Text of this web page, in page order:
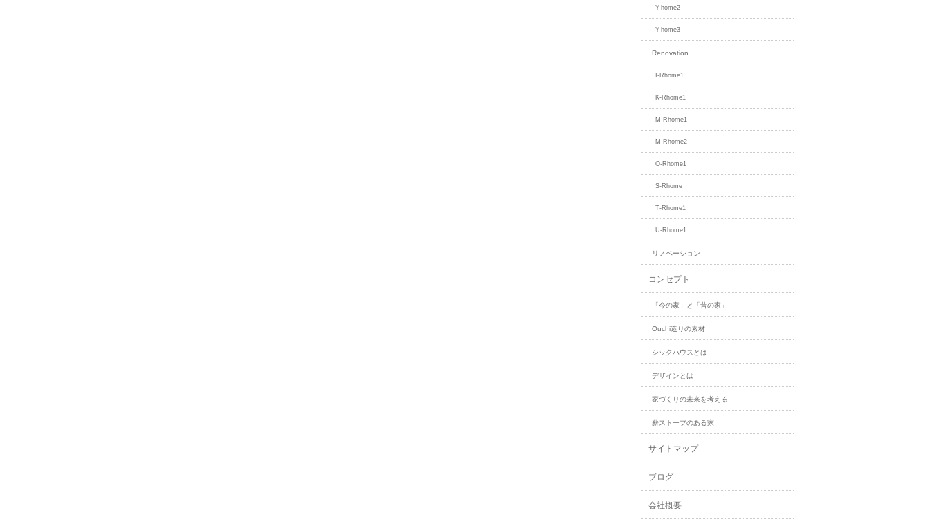
Y-home2
Y-home3
Renovation
I-Rhome1
K-Rhome1
M-Rhome1
M-Rhome2
O-Rhome1
S-Rhome
T-Rhome1
U-Rhome1
リノベーション
コンセプト
「今の家」と「昔の家」
Ouchi造りの素材
シックハウスとは
デザインとは
家づくりの未来を考える
薪ストーブのある家
サイトマップ
ブログ
会社概要